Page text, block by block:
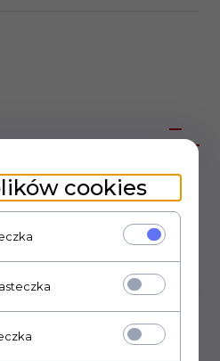
zenera 0,5W,
DO35
kupili ten
cookies